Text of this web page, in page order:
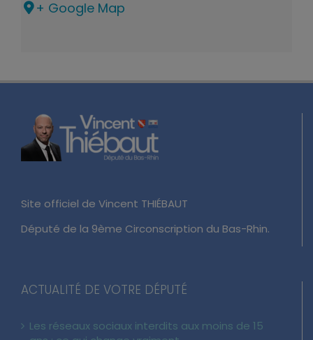
+ Google Map
Site officiel de Vincent THIÉBAUT
Député de la 9ème Circonscription du Bas-Rhin.
ACTUALITÉ DE VOTRE DÉPUTÉ
Les réseaux sociaux interdits aux moins de 15